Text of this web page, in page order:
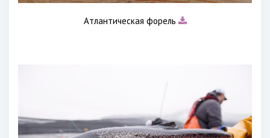
Атлантическая форель